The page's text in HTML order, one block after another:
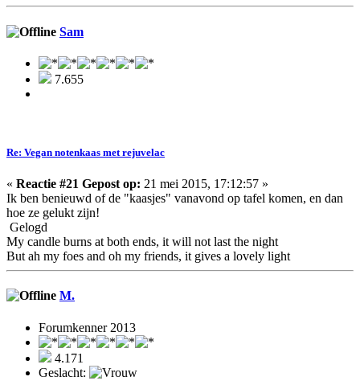
Sam
7.655
Re: Vegan notenkaas met rejuvelac
« Reactie #21 Gepost op: 21 mei 2015, 17:12:57 »
Ik ben benieuwd of de "kaasjes" vanavond op tafel komen, en dan
hoe ze gelukt zijn!
Gelogd
My candle burns at both ends, it will not last the night
But ah my foes and oh my friends, it gives a lovely light
M.
Forumkenner 2013
4.171
Geslacht: